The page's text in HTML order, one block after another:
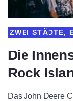
Die
Rock
ZWEI STÄDTE,
Das John Deere